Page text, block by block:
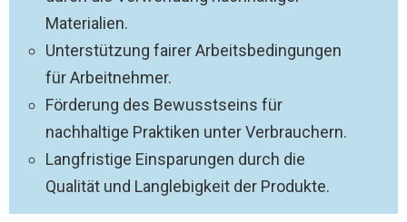
Materialien.
Unterstützung fairer Arbeitsbedingungen
für Arbeitnehmer.
Förderung des Bewusstseins für
nachhaltige Praktiken unter Verbrauchern.
Langfristige Einsparungen durch die
Qualität und Langlebigkeit der Produkte.